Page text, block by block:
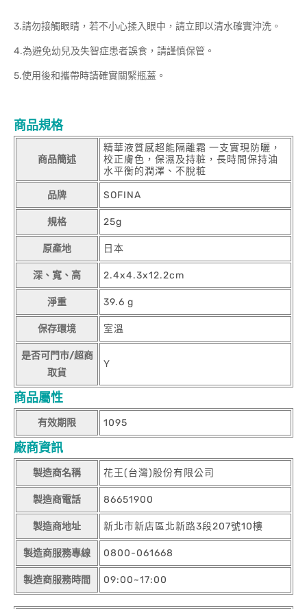
3.請勿接觸眼睛，若不小心揉入眼中，請立即以清水確實沖洗。
4.為避免幼兒及失智症患者誤食，請謹慎保管。
5.使用後和攜帶時請確實關緊瓶蓋。
商品規格
商品簡述
精華液質感超能隔離霜 一支實現防曬，
校正膚色，保濕及持粧，長時間保持油
水平衡的潤澤、不脫粧
品牌 SOFINA
規格 25g
原產地 日本
深、寬、高 2.4x4.3x12.2cm
淨重 39.6 g
保存環境 室溫
是否可門市/超商
取貨
Y
商品屬性
有效期限 1095
廠商資訊
製造商名稱 花王(台灣)股份有限公司
製造商電話 86651900
製造商地址 新北市新店區北新路3段207號10樓
製造商服務專線 0800-061668
製造商服務時間 09:00~17:00